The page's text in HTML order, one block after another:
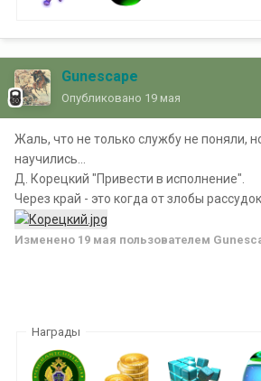
Gunescape
Опубликовано 19 мая
Жаль, что не только службу не поняли,
научились...
Д. Корецкий "Привести в исполнение".
Через край - это когда от злобы
Изменено 19 мая пользователем
Награды